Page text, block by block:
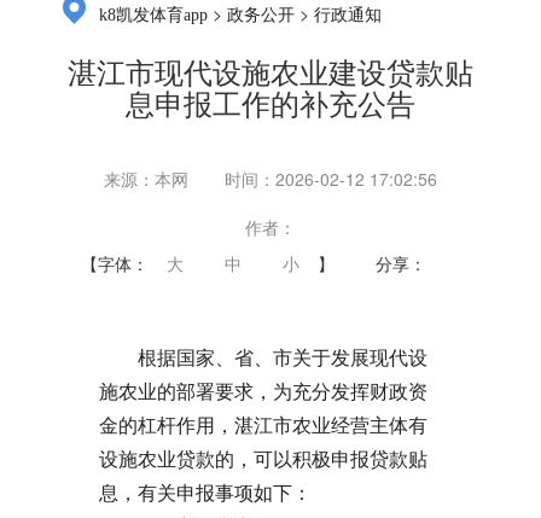
k8凯发体育app >政务公开 >行政通知
湛江市现代设施农业建设贷款贴
息申报工作的补充公告
来源：本网
时间：2026-02-12 17:02:56
作者：
【字体：
大 中 小 】 分享：
根据国家、省、市关于发展现代设
施农业的部署要求，为充分发挥财政资
金的杠杆作用，湛江市农业经营主体有
设施农业贷款的，可以积极申报贷款贴
息，有关申报事项如下：